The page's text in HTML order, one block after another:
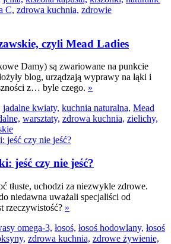
C, zdrowa kuchnia, zdrowie
czyli Mead Ladies
Damy) są zwariowane na punkcie
blog, urządzają wyprawy na łąki i
z… byle czego. »
jadalne kwiaty, kuchnia naturalna, Mead
warsztaty, zdrowa kuchnia, zielichy,
jeść czy nie jeść?
tłuste, uchodzi za niezwykle zdrowe.
niedawna uważali specjaliści od
rzeczywistość? »
omega-3, łosoś, łosoś hodowlany, łosoś
zdrowa kuchnia, zdrowe żywienie,